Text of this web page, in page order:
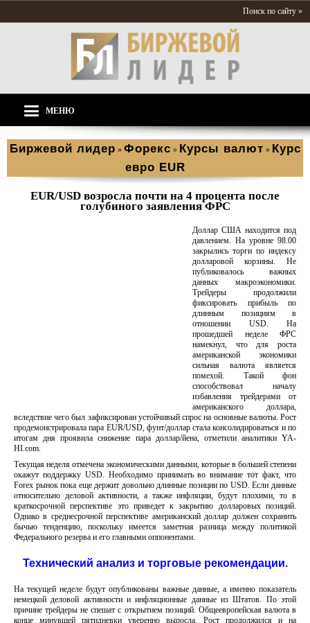
Поиск по сайту »
МЕНЮ
Биржевой лидер » Форекс » Курсы валют » Курс
евро EUR
EUR/USD возросла почти на 4 процента после
голубиного заявления ФРС
Доллар США находится под
давлением. На уровне 98.00
закрылись торги по индексу
долларовой корзины. Не
публиковалось важных
данных макроэкономики.
Трейдеры продолжили
фиксировать прибыль по
длинным позициям в
отношении USD. На
прошедшей неделе ФРС
намекнул, что для роста
американской экономики
сильная валюта является
помехой. Такой фон
способствовал началу
избавления трейдерами от
американского доллара,
вследствие чего был зафиксирован устойчивый спрос на основные валюты. Рост
продемонстрировала пара EUR/USD, фунт/доллар стала консолидироваться и по
итогам дня проявила снижение пара доллар/йена, отметили аналитики YA-
HI.com.
Текущая неделя отмечена экономическими данными, которые в большей степени
окажут поддержку USD. Необходимо принимать во внимание тот факт, что
Forex рынок пока еще держит довольно длинные позиции по USD. Если данные
относительно деловой активности, а также инфляции, будут плохими, то в
краткосрочной перспективе это приведет к закрытию долларовых позиций.
Однако в среднесрочной перспективе американский доллар должен сохранить
бычью тенденцию, поскольку имеется заметная разница между политикой
Федерального резерва и его главными оппонентами.
Технический анализ и торговые рекомендации.
На текущей неделе будут опубликованы важные данные, а именно показатель
немецкой деловой активности и инфляционные данные из Штатов. По этой
причине трейдеры не спешат с открытием позиций. Общеевропейская валюта в
конце минувшей пятидневки уверенно выросла. Рост продолжился и на